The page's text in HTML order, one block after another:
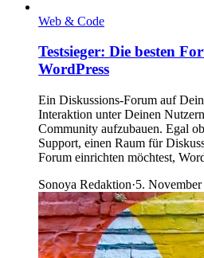
Web & Code
Testsieger: Die besten
WordPress
Ein Diskussions-Forum auf
Interaktion unter Deinen
Community aufzubauen. Egal
Support, einen Raum für
Forum einrichten möchtest,
Sonoya Redaktion·5.